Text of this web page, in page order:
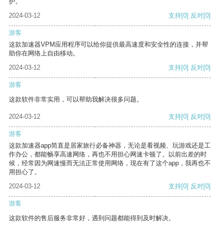
2024-03-12
支持[0] 反对[0]
游客
这款加速器VPM应用程序可以给你提供最高速度和安全性的连接，并帮
助你在网络上自由移动。
2024-03-12
支持[0] 反对[0]
游客
这款软件非常实用，可以帮助我解决很多问题。
2024-03-12 支持[0] 反对[0]
游客
这款加速器app简直是居家旅行必备神器，无论是看视频、玩游戏还是工
作办公，都能畅享高速网络，再也不用担心网速卡顿了。以前出差的时
候，经常因为网速慢而无法正常使用网络，现在有了这个app，我再也不
用担心了。
2024-03-12
支持[0] 反对[0]
游客
这款软件的售后服务非常好，遇到问题都能得到及时解决。